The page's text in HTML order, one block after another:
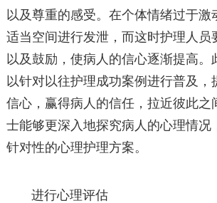
以及尊重的感受。在个体情绪过于激
适当空间进行发泄，而这时护理人员
以及鼓励，使病人的信心逐渐提高。
以针对以往护理成功案例进行普及，
信心，赢得病人的信任，拉近彼此之
士能够更深入地探究病人的心理情况
针对性的心理护理方案。
进行心理评估